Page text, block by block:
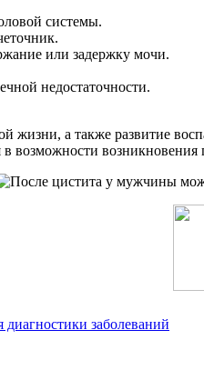
системы.
или задержку мочи.
недостаточности.
а также развитие
возможности возникновения
заболеваний